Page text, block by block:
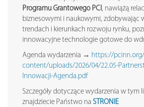
Programu Grantowego PCI, nawiążą
biznesowymi i naukowymi, zdobywając
trendach i kierunkach rozwoju rynku,
innowacyjne technologie gotowe do
Agenda wydarzenia → https://
content/uploads/2026/04/22.05-
Innowacji-Agenda.pdf
Szczegóły dotyczące wydarzenia w tym
znajdziecie Państwo na STRONIE